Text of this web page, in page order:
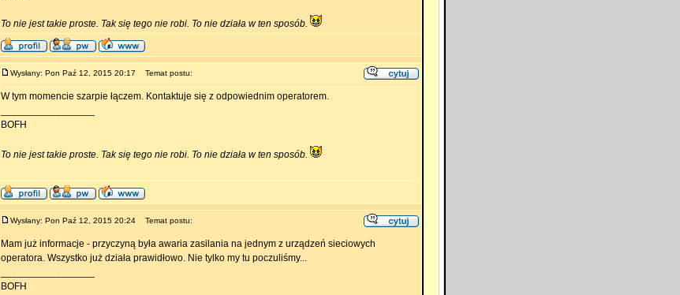
To nie jest takie proste. Tak się tego nie robi. To nie działa w ten sposób.
Wysłany: Pon Paź 12, 2015 20:17 Temat postu:
W tym momencie szarpie łączem. Kontaktuje się z odpowiednim operatorem.
BOFH
To nie jest takie proste. Tak się tego nie robi. To nie działa w ten sposób.
Wysłany: Pon Paź 12, 2015 20:24 Temat postu:
Mam już informacje - przyczyną była awaria zasilania na jednym z urządzeń sieciowych
operatora. Wszystko już działa prawidłowo. Nie tylko my tu poczuliśmy...
BOFH